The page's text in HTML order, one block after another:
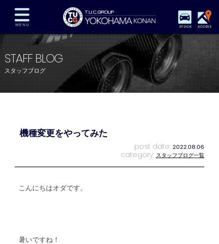
STOCK ACCESS
在庫車両情報 保証&サービス パーツリスト
TUCとは？ 店舗情報 アクセスマップ
全国納車 特別作業 注文販売
STAFF BLOG
スタッフブログ
機種変更をやってみた
post date: 2022.08.06
category: スタッフブログ一覧
こんにちはオダです。
暑いですね！